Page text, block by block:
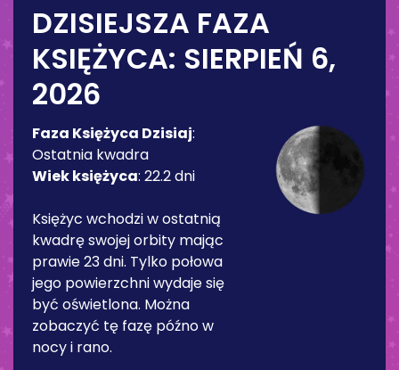
DZISIEJSZA FAZA
KSIĘŻYCA: SIERPIEŃ 6,
2026
Faza Księżyca Dzisiaj:
Ostatnia kwadra
Wiek księżyca: 22.2 dni
Księżyc wchodzi w ostatnią
kwadrę swojej orbity mając
prawie 23 dni. Tylko połowa
jego powierzchni wydaje się
być oświetlona. Można
zobaczyć tę fazę późno w
nocy i rano.